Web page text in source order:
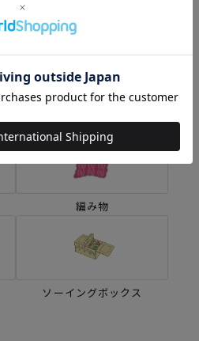
ーから探す
キット
編み物
ソーイングボックス